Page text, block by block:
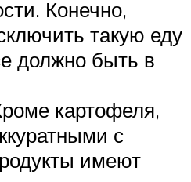
Конечно,
такую еду
должно быть в
картофеля,
с
имеют